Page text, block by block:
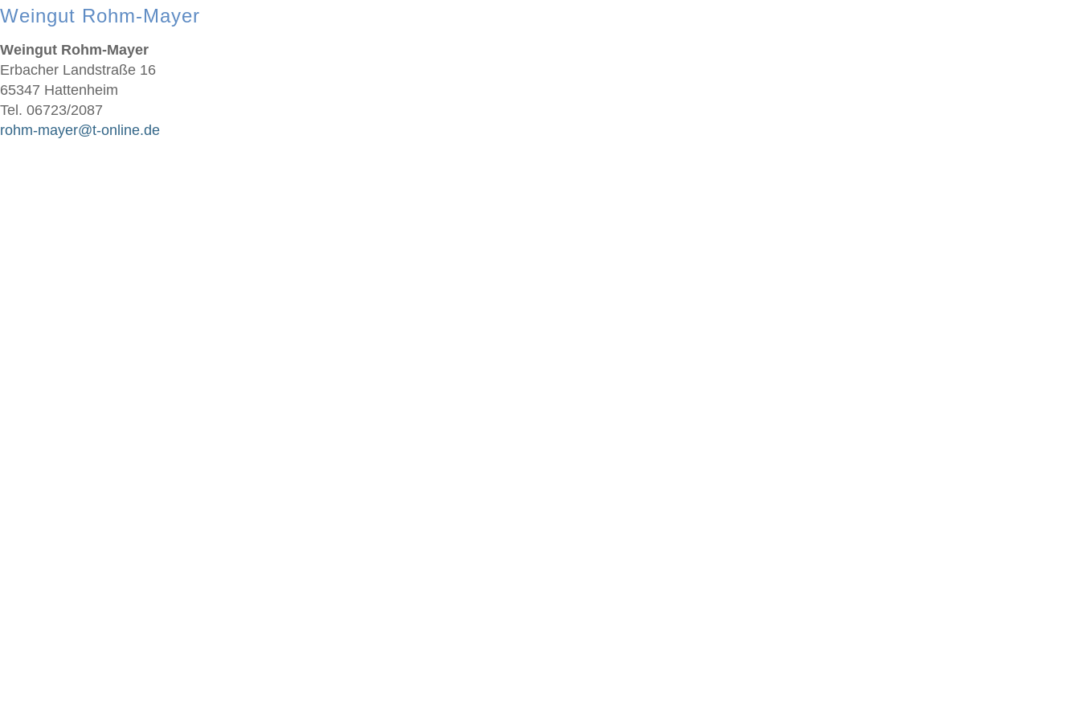
Weingut Rohm-Mayer
Weingut Rohm-Mayer
Erbacher Landstraße 16
65347 Hattenheim
Tel. 06723/2087
rohm-mayer@t-online.de